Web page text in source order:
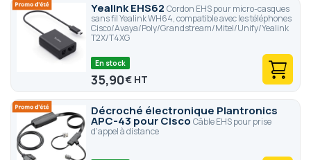
Yealink EHS62 Cordon EHS pour micro-casques
sans fil Yealink WH64, compatible avec les téléphones
Cisco/Avaya/Poly/Grandstream/Mitel/Unify/Yealink
T2X/T4XG
En stock
35,90€
Décroché électronique Plantronics
APC-43 pour Cisco Câble EHS pour prise
d'appel à distance